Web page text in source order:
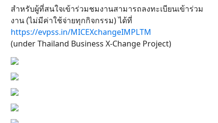
สำหรับผู้ที่สนใจเข้าร่วมชมงานสามารถลงทะเบียนเข้าร่วม
งาน (ไม่มีค่าใช้จ่ายทุกกิจกรรม) ได้ที่
https://evpss.in/MICEXchangeIMPLTM
(under Thailand Business X-Change Project)